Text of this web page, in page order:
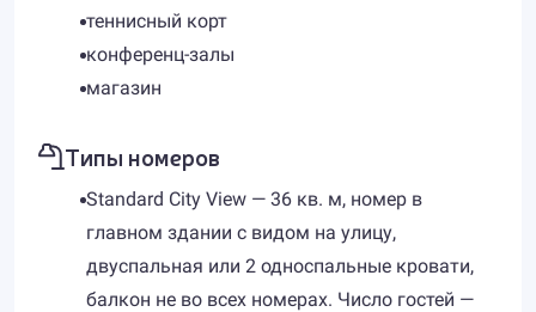
теннисный корт
конференц-залы
магазин
Типы номеров
Standard City View — 36 кв. м, номер в
главном здании с видом на улицу,
двуспальная или 2 односпальные кровати,
балкон не во всех номерах. Число гостей —